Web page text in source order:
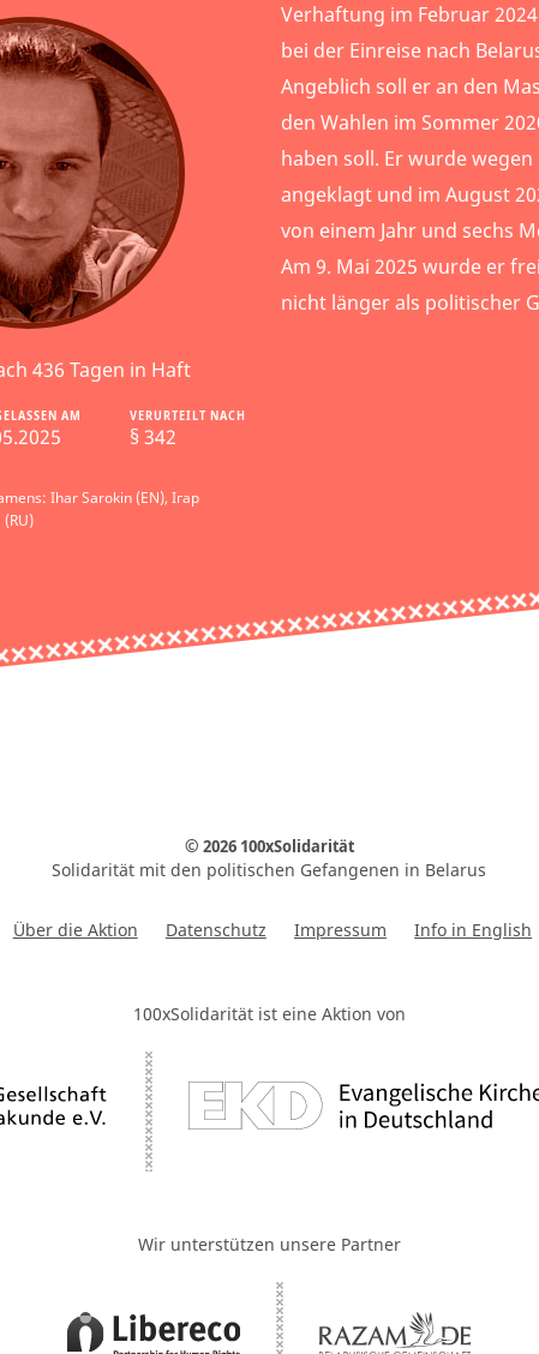
436 Tagen in Haft
AM VERURTEILT NACH
§ 342
Ihar Sarokin (EN), Ігар
Verhaftung im Februar
bei der Einreise nach
Angeblich soll er an den
den Wahlen im Sommer
haben soll. Er wurde
angeklagt und im August
von einem Jahr und sechs
Am 9. Mai 2025 wurde er
nicht länger als politischer
© 2026 100xSolidarität
Solidarität mit den politischen Gefangenen in Belarus
Über die Aktion Datenschutz Impressum Info in English
100xSolidarität ist eine Aktion von
Wir unterstützen unsere Partner